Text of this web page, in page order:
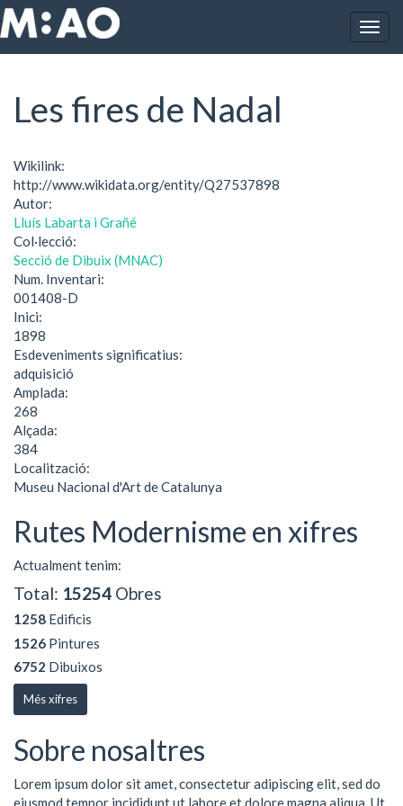
Vés al contingut
Inici Les fires de Nadal
Les fires de Nadal
Wikilink:
http://www.wikidata.org/entity/Q27537898
Autor:
Lluís Labarta i Grañé
Col·lecció:
Secció de Dibuix (MNAC)
Num. Inventari:
001408-D
Inici:
1898
Esdeveniments significatius:
adquisició
Amplada:
268
Alçada:
384
Localització:
Museu Nacional d'Art de Catalunya
Rutes Modernisme en xifres
Actualment tenim:
Total: 15254 Obres
1258 Edificis
1526 Pintures
6752 Dibuixos
Més xifres
Sobre nosaltres
Lorem ipsum dolor sit amet, consectetur adipiscing elit, sed do
eiusmod tempor incididunt ut labore et dolore magna aliqua. Ut